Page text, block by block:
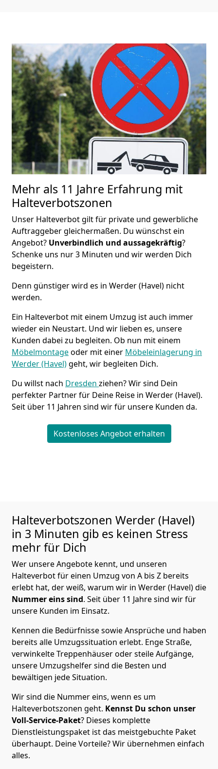
Mehr als 11 Jahre Erfahrung mit
Halteverbotszonen
Unser Halteverbot gilt für private und gewerbliche
Auftraggeber gleichermaßen. Du wünschst ein
Angebot? Unverbindlich und aussagekräftig?
Schenke uns nur 3 Minuten und wir werden Dich
begeistern.
Denn günstiger wird es in Werder (Havel) nicht
werden.
Ein Halteverbot mit einem Umzug ist auch immer
wieder ein Neustart. Und wir lieben es, unsere
Kunden dabei zu begleiten. Ob nun mit einem
Möbelmontageoder mit einer Möbeleinlagerung in
Werder (Havel)geht, wir begleiten Dich.
Du willst nach Dresden ziehen? Wir sind Dein
perfekter Partner für Deine Reise in Werder (Havel).
Seit über 11 Jahren sind wir für unsere Kunden da.
Kostenloses Angebot erhalten
Halteverbotszonen Werder (Havel)
in 3 Minuten gib es keinen Stress
mehr für Dich
Wer unsere Angebote kennt, und unseren
Halteverbot für einen Umzug von A bis Z bereits
erlebt hat, der weiß, warum wir in Werder (Havel) die
Nummer eins sind. Seit über 11 Jahre sind wir für
unsere Kunden im Einsatz.
Kennen die Bedürfnisse sowie Ansprüche und haben
bereits alle Umzugssituation erlebt. Enge Straße,
verwinkelte Treppenhäuser oder steile Aufgänge,
unsere Umzugshelfer sind die Besten und
bewältigen jede Situation.
Wir sind die Nummer eins, wenn es um
Halteverbotszonen geht. Kennst Du schon unser
Voll-Service-Paket? Dieses komplette
Dienstleistungspaket ist das meistgebuchte Paket
überhaupt. Deine Vorteile? Wir übernehmen einfach
alles.